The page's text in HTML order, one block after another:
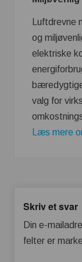
Luftdrevne
og
elektriske
valg for
Læs mere
Skriv et svar
Din e-
felter er